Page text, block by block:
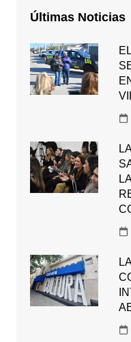
Últimas Noticias